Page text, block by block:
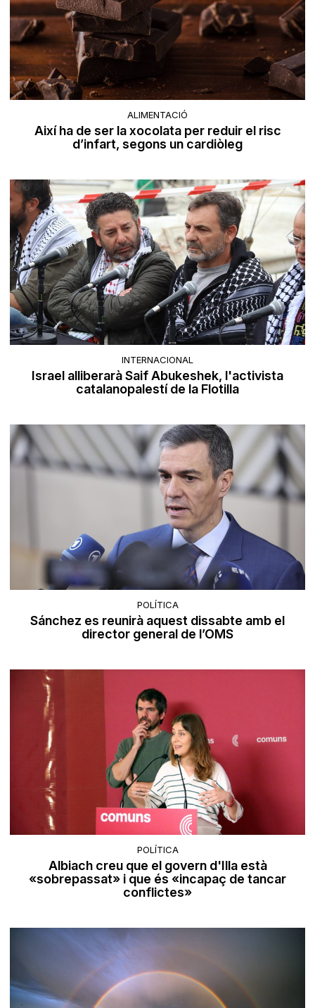
ALIMENTACIÓ
Així ha de ser la xocolata per reduir el risc
d’infart, segons un cardiòleg
INTERNACIONAL
Israel alliberarà Saif Abukeshek, l'activista
catalanopalestí de la Flotilla
POLÍTICA
Sánchez es reunirà aquest dissabte amb el
director general de l’OMS
POLÍTICA
Albiach creu que el govern d'Illa està
«sobrepassat» i que és «incapaç de tancar
conflictes»